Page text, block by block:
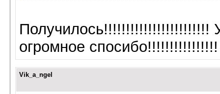
Получилось!!!!!!!!!!!!!!!!!!!!!!!!
огромное спосибо!!!!!!!!!!!!!!!!
Vik_a_ngel